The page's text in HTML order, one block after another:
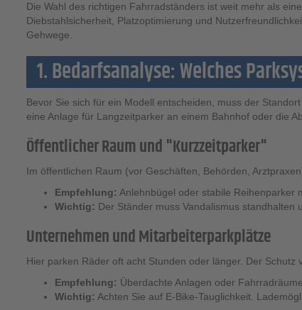
Die Wahl des richtigen Fahrradständers ist weit mehr als
Diebstahlsicherheit, Platzoptimierung und
Gehwege.
1. Bedarfsanalyse: Welches
Bevor Sie sich für ein Modell entscheiden, muss der
eine Anlage für Langzeitparker an einem Bahnhof oder die
Öffentlicher Raum und "Kurzzeitparker"
Im öffentlichen Raum (vor Geschäften, Behörden,
Empfehlung: Anlehnbügel oder stabile Reihenparker
Wichtig: Der Ständer muss Vandalismus standhalten
Unternehmen und Mitarbeiterparkplätze
Hier parken Räder oft acht Stunden oder länger. Der
Empfehlung: Überdachte Anlagen oder
Wichtig: Achten Sie auf E-Bike-Tauglichkeit.